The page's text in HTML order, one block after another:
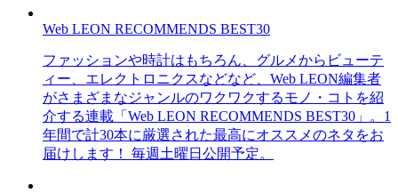
Web LEON RECOMMENDS BEST30
ファッションや時計はもちろん、グルメからビューテ
ィー、エレクトロニクスなどなど、Web LEON編集者
がさまざまなジャンルのワクワクするモノ・コトを紹
介する連載「Web LEON RECOMMENDS BEST30」。1
年間で計30本に厳選された最高にオススメのネタをお
届けします！ 毎週土曜日公開予定。